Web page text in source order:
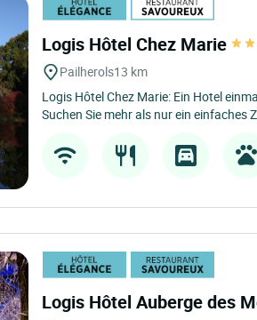
Logis Hôtel Chez Marie
Pailherols13 km
Logis Hôtel Chez Marie: Ein Hotel
Suchen Sie mehr als nur ein einfaches
Logis Hôtel Auberge des